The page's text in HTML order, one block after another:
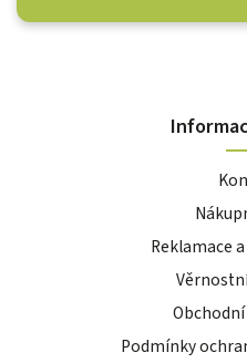
Reklamace
Podmínky